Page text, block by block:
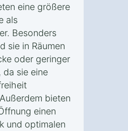
eine größere
als
Besonders
sie in Räumen
oder geringer
da sie eine
bieten
einen
und optimalen